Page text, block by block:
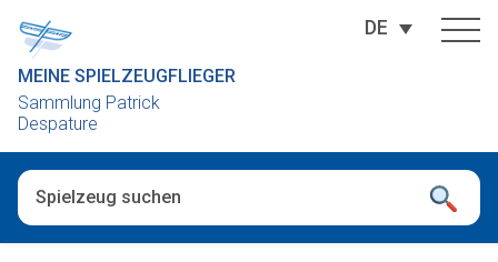
MEINE SPIELZEUGFLIEGER
Sammlung Patrick
Despature
DE